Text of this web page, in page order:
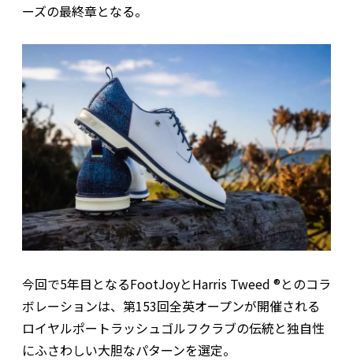
ーズの最終章となる。
今回で5年目となるFootJoyとHarris Tweed ®とのコラ
ボレーションは、第153回全英オープンが開催される
ロイヤルポートラッシュゴルフクラブの伝統と独自性
にふさわしい大胆なパターンを選定。